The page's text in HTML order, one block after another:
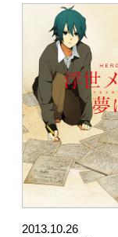
2013.10.26